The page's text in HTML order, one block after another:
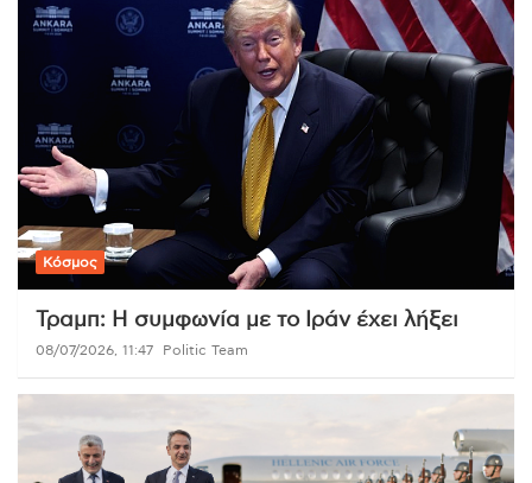
Κόσμος
Τραμπ: Η συμφωνία με το Ιράν έχει λήξει
08/07/2026, 11:47 Politic Team